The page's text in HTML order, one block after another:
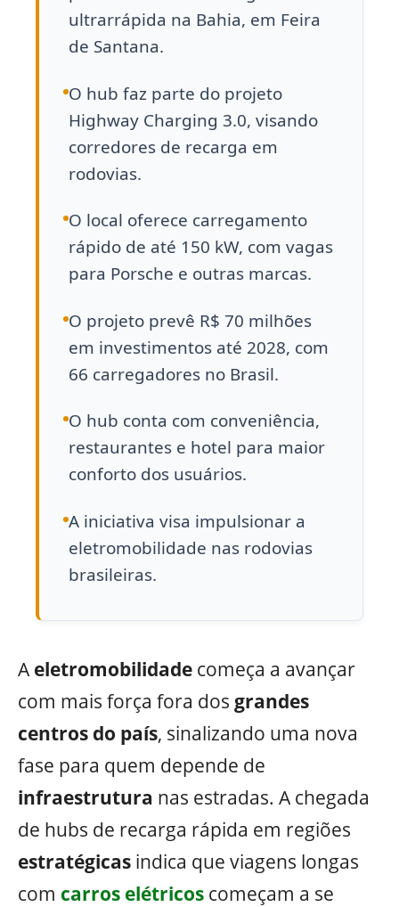
ultrarrápida na Bahia, em Feira
de Santana.
O hub faz parte do projeto
Highway Charging 3.0, visando
corredores de recarga em
rodovias.
O local oferece carregamento
rápido de até 150 kW, com vagas
para Porsche e outras marcas.
O projeto prevê R$ 70 milhões
em investimentos até 2028, com
66 carregadores no Brasil.
O hub conta com conveniência,
restaurantes e hotel para maior
conforto dos usuários.
A iniciativa visa impulsionar a
eletromobilidade nas rodovias
brasileiras.
Aeletromobilidade começa a avançar
com mais força fora dos grandes
centros do país, sinalizando uma nova
fase para quem depende de
infraestrutura nas estradas. A chegada
de hubs de recarga rápida em regiões
estratégicas indica que viagens longas
com carros elétricos começam a se